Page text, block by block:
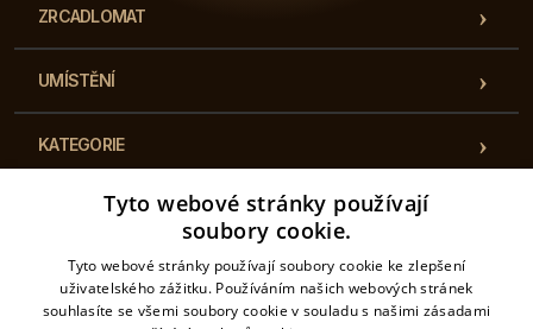
ZRCADLOMAT
UMÍSTĚNÍ
KATEGORIE
PŘEDPISY
KONTAKT
Tyto webové stránky používají
soubory cookie.
Tyto webové stránky používají soubory cookie ke zlepšení
uživatelského zážitku. Používáním našich webových stránek
souhlasíte se všemi soubory cookie v souladu s našimi zásadami